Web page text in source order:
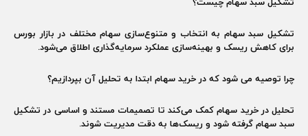
تشکیل سبد سهام چیست؟
تشکیل سبد سهام به انتخاب و متنوع‌سازی سهام مختلف در بازار بورس
برای کاهش ریسک و بهینه‌سازی عملکرد سرمایه‌گذاری اطلاق می‌شود.
چرا توصیه می شود که در خرید سهام ابتدا به تحلیل آن بپردازیم؟
تحلیل در خرید سهام کمک می‌کند تا تصمیمات مستند و اساسی در تشکیل
سبد سهام گرفته شود و ریسک‌ها به دقت مدیریت شوند.